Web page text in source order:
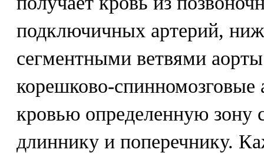
подключичных артерий,
сегментными ветвями
корешково-спинномозговые
кровью определенную зону
длиннику и поперечнику.